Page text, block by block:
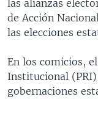
DEPORTIVO
NOTA ECONÓMICA
ENTRETENIMIENTO
Idiomas
las alianzas
de Acción
las elecciones
En los comicios,
Institucional
gobernaciones